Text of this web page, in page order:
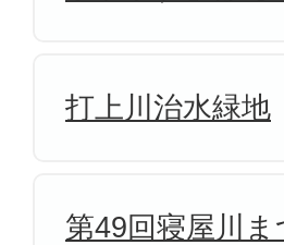
打上川治水緑地
第49回寝屋川